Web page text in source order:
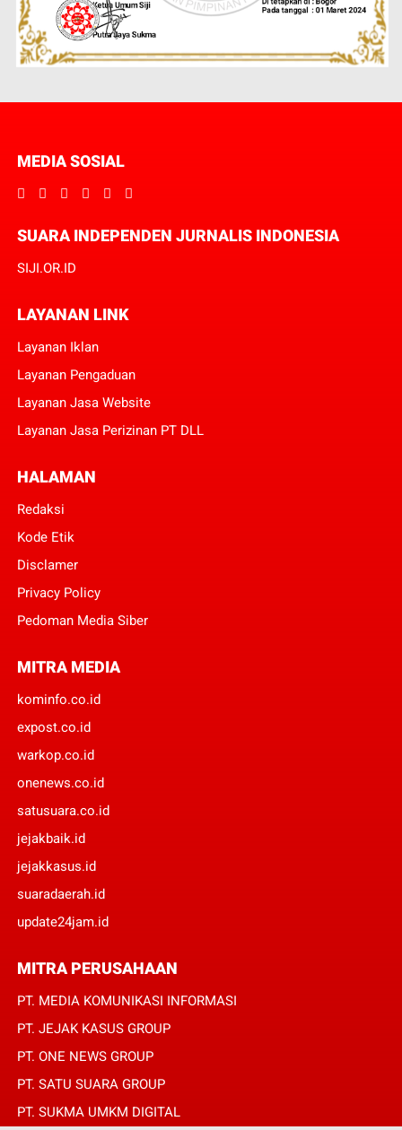
MEDIA SOSIAL
SUARA INDEPENDEN JURNALIS INDONESIA
SIJI.OR.ID
LAYANAN LINK
Layanan Iklan
Layanan Pengaduan
Layanan Jasa Website
Layanan Jasa Perizinan PT DLL
HALAMAN
Redaksi
Kode Etik
Disclamer
Privacy Policy
Pedoman Media Siber
MITRA MEDIA
kominfo.co.id
expost.co.id
warkop.co.id
onenews.co.id
satusuara.co.id
jejakbaik.id
jejakkasus.id
suaradaerah.id
update24jam.id
MITRA PERUSAHAAN
PT. MEDIA KOMUNIKASI INFORMASI
PT. JEJAK KASUS GROUP
PT. ONE NEWS GROUP
PT. SATU SUARA GROUP
PT. SUKMA UMKM DIGITAL